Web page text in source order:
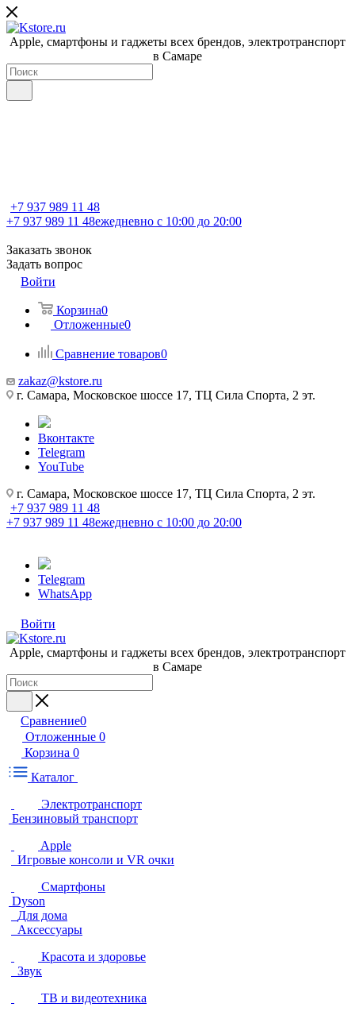
Apple, cмартфоны и гаджеты всех брендов, электротранспорт
в Самаре
+7 937 989 11 48
+7 937 989 11 48ежедневно с 10:00 до 20:00
Заказать звонок
Задать вопрос
Войти
Корзина0
Отложенные0
Сравнение товаров0
zakaz@kstore.ru
г. Самара, Московское шоссе 17, ТЦ Сила Спорта, 2 эт.
Вконтакте
Telegram
YouTube
г. Самара, Московское шоссе 17, ТЦ Сила Спорта, 2 эт.
+7 937 989 11 48
+7 937 989 11 48ежедневно с 10:00 до 20:00
Telegram
WhatsApp
Войти
Apple, cмартфоны и гаджеты всех брендов, электротранспорт
в Самаре
Сравнение0
Отложенные 0
Корзина 0
Каталог
Электротранспорт
Бензиновый транспорт
Apple
Игровые консоли и VR очки
Смартфоны
Dyson
Для дома
Аксессуары
Красота и здоровье
Звук
ТВ и видеотехника